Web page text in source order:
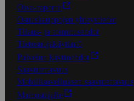
Oiva-raportit
Osuuskauppojen yhteystiedot
Tilaus- ja toimitusehdot
Tietosuojakäytäntö
Palvelun käyttöehdot
Saavutettavuus
Mobiilisovelluksen saavutettavuus
Mainostajalle